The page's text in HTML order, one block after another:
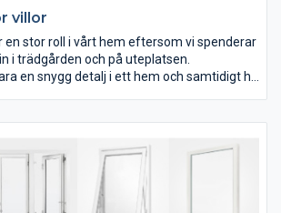
villor
en stor roll i vårt hem eftersom vi spenderar
i trädgården och på uteplatsen.
en snygg detalj i ett hem och samtidigt ha
värmeisolering.